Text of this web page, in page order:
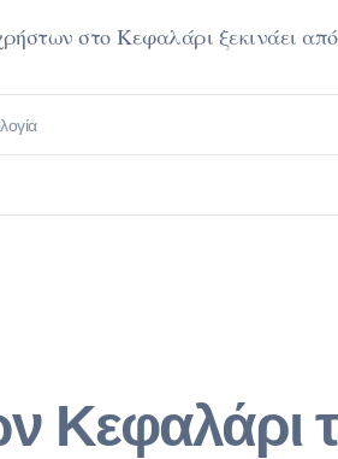
στο Κεφαλάρι ξεκινάει
Κεφαλάρι